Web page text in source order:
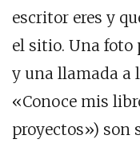
escritor eres y
el sitio. Una foto
y una llamada a
«Conoce mis
proyectos») son